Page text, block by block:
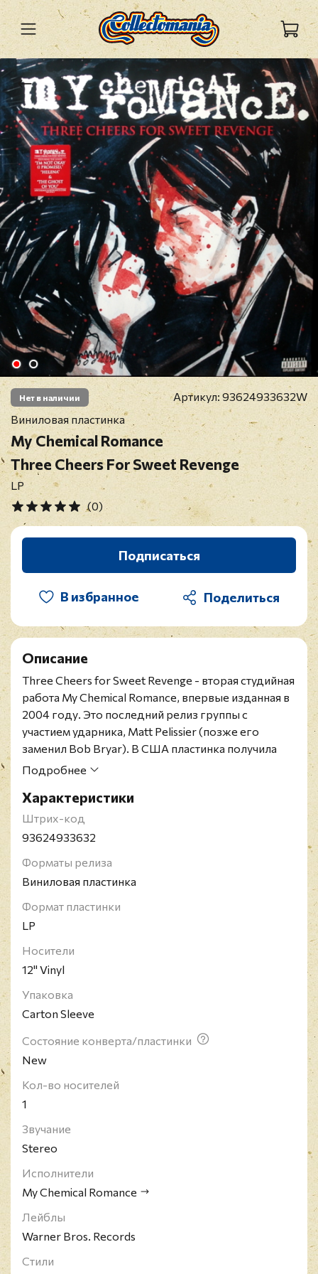
Нет в наличии Артикул: 93624933632W
Виниловая пластинка
My Chemical Romance
Three Cheers For Sweet Revenge
LP
(0)
Подписаться
В избранное
Описание
Three Cheers for Sweet Revenge - вторая студийная
работа My Chemical Romance, впервые изданная в
2004 году. Это последний релиз группы с
участием ударника, Matt Pelissier (позже его
заменил Bob Bryar). В США пластинка получила
платиновый статус. Альбом породил такие хиты,
Of You".
My Chemical Romance - рок-группа из США,
основанная в 2001 году и прекратившая свое
таких стилях, как альтернативный рок, эмо, поп-
панк, пост-хардкор. За время своего
существования группа выпустила 4 студийных
альбома.
Подробнее
Характеристики
Штрих-код
93624933632
Форматы релиза
Виниловая пластинка
Формат пластинки
LP
Носители
12" Vinyl
Упаковка
Carton Sleeve
Состояние конверта/пластинки
New
Кол-во носителей
1
Звучание
Stereo
Исполнители
My Chemical Romance
Лейблы
Warner Bros. Records
Стили